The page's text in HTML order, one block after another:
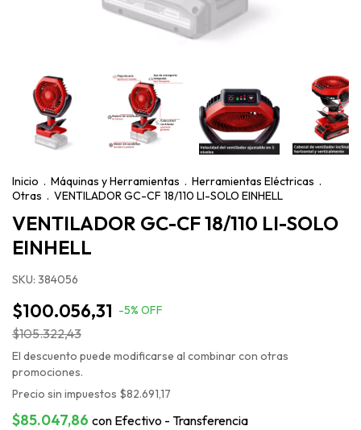
Inicio . Máquinas y Herramientas . Herramientas Eléctricas .
Otras . VENTILADOR GC-CF 18/110 LI-SOLO EINHELL
VENTILADOR GC-CF 18/110 LI-SOLO
EINHELL
SKU: 384056
$100.056,31 -5% OFF
$105.322,43
El descuento puede modificarse al combinar con otras
promociones.
Precio sin impuestos $82.691,17
$85.047,86 con Efectivo - Transferencia